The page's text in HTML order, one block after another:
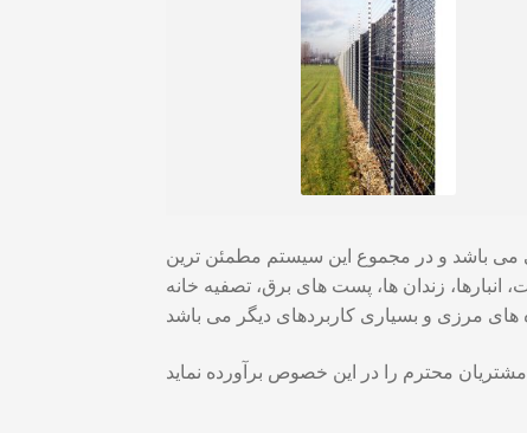
می باشد و در مجموع این سیستم مطمئن ترین
زندان ها، پست های برق، تصفیه خانه